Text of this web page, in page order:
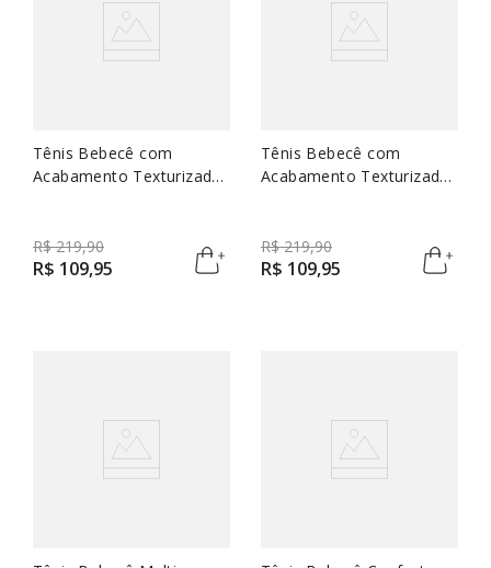
Tênis Bebecê com
Acabamento Texturizado
R$ 219,90
R$ 109,95
Tênis Bebecê com
Acabamento Texturizado
R$ 219,90
R$ 109,95